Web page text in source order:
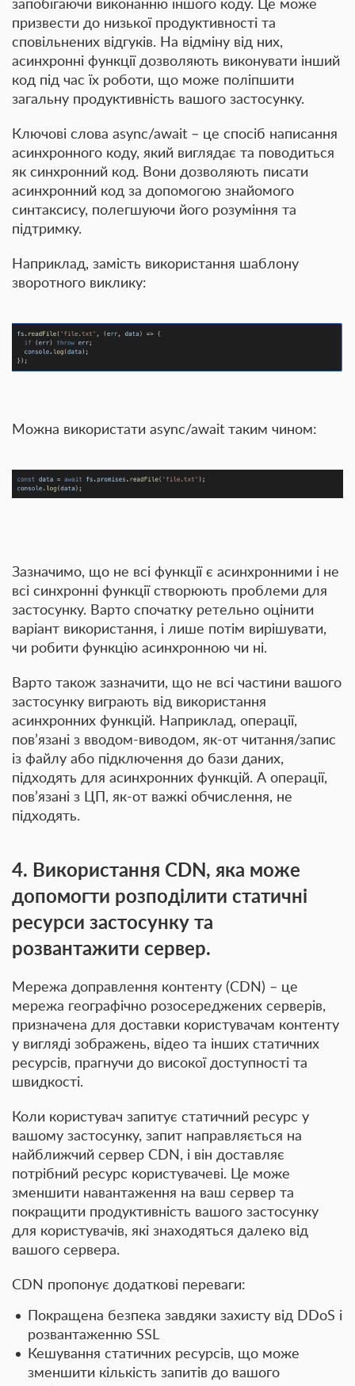
призвести до низької продуктивності та
сповільнених відгуків. На відміну від них,
асинхронні функції дозволяють виконувати інший
код під час їх роботи, що може поліпшити
загальну продуктивність вашого застосунку.
Ключові слова async/await – це спосіб написання
асинхронного коду, який виглядає та поводиться
як синхронний код. Вони дозволяють писати
асинхронний код за допомогою знайомого
синтаксису, полегшуючи його розуміння та
підтримку.
Наприклад, замість використання шаблону
зворотного виклику:
Можна використати async/await таким чином:
Зазначимо, що не всі функції є асинхронними і не
всі синхронні функції створюють проблеми для
застосунку. Варто спочатку ретельно оцінити
варіант використання, і лише потім вирішувати,
чи робити функцію асинхронною чи ні.
Варто також зазначити, що не всі частини вашого
застосунку виграють від використання
асинхронних функцій. Наприклад, операції,
пов’язані з вводом-виводом, як-от читання/запис
із файлу або підключення до бази даних,
підходять для асинхронних функцій. А операції,
пов’язані з ЦП, як-от важкі обчислення, не
підходять.
4. Використання CDN, яка може
допомогти розподілити статичні
ресурси застосунку та
розвантажити сервер.
Мережа доправлення контенту (CDN) – це
мережа географічно розосереджених серверів,
призначена для доставки користувачам контенту
у вигляді зображень, відео та інших статичних
ресурсів, прагнучи до високої доступності та
швидкості.
Коли користувач запитує статичний ресурс у
вашому застосунку, запит направляється на
найближчий сервер CDN, і він доставляє
потрібний ресурс користувачеві. Це може
зменшити навантаження на ваш сервер та
покращити продуктивність вашого застосунку
для користувачів, які знаходяться далеко від
вашого сервера.
CDN пропонує додаткові переваги:
Покращена безпека завдяки захисту від DDoS і
розвантаженню SSL
Кешування статичних ресурсів, що може
зменшити кількість запитів до вашого